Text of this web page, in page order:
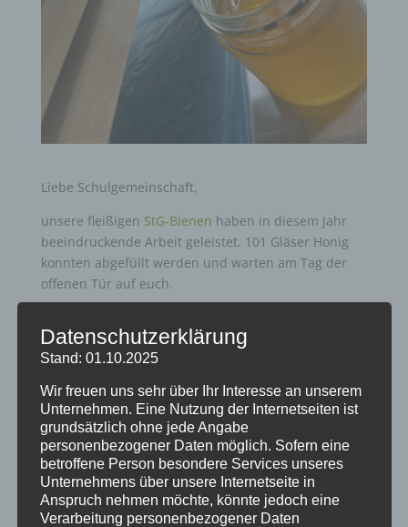
Liebe Schulgemeinschaft,
unsere fleißigen StG-Bienen haben in diesem Jahr
beeindruckende Arbeit geleistet. 101 Gläser Honig
konnten abgefüllt werden und warten am Tag der
offenen Tür auf euch.
Datenschutzerklärung
Stand: 01.10.2025
Wir freuen uns sehr über Ihr Interesse an unserem
Unternehmen. Eine Nutzung der Internetseiten ist
grundsätzlich ohne jede Angabe
personenbezogener Daten möglich. Sofern eine
betroffene Person besondere Services unseres
Unternehmens über unsere Internetseite in
Anspruch nehmen möchte, könnte jedoch eine
Verarbeitung personenbezogener Daten